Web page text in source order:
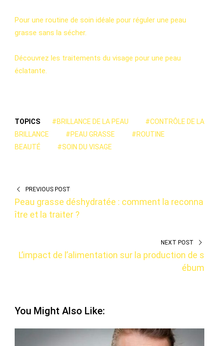
Pour une routine de soin idéale pour réguler une peau
grasse sans la sécher.
Découvrez les traitements du visage pour une peau
éclatante.
TOPICS #BRILLANCE DE LA PEAU
#CONTRÔLE DE LA
BRILLANCE
#PEAU GRASSE
#ROUTINE
BEAUTÉ
#SOIN DU VISAGE
PREVIOUS POST
Peau grasse déshydratée : comment la reconna
ître et la traiter ?
NEXT POST
L’impact de l’alimentation sur la production de s
ébum
You Might Also Like: